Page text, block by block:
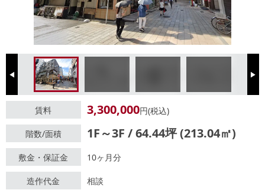
Previous Next
賃料 3,300,000円(税込)
階数/面積 1F～3F / 64.44坪 (213.04㎡)
敷金・保証金 10ヶ月分
造作代金 相談